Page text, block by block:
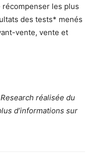
les plus
des tests* menés
vente, vente et
réalisée du
d’informations sur